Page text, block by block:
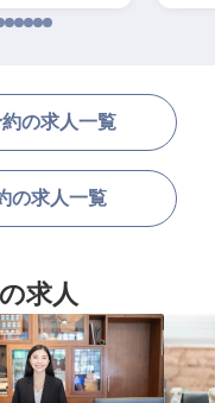
の求人一覧
の求人一覧
求人